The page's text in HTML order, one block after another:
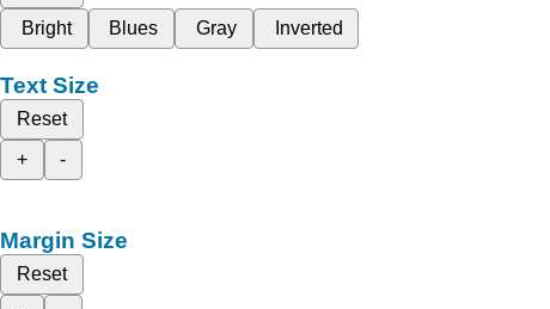
Bright
Blues Gray Inverted
Text Size
Reset
+
-
Margin Size
Reset